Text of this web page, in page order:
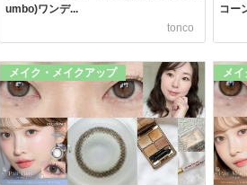
umbo)ワンデ...
tonco
コー
メイク・メイクアップ メ